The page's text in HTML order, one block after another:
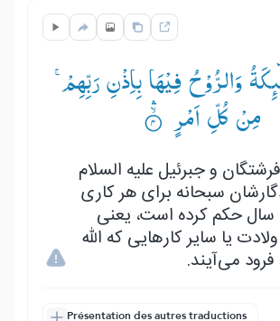
وَالرُّوْحُ فِیْهَا بِاِذْنِ رَبِّهِمْ ۚ—
مِنْ كُلِّ اَمْرٍ ۟ۙۛ
و جبرئیل علیه السلام
سبحانه برای هر کاری
سال حکم کرده است، یعنی
یا سایر کارهایی که الله
می‌آیند.
Présentation des autres traductions